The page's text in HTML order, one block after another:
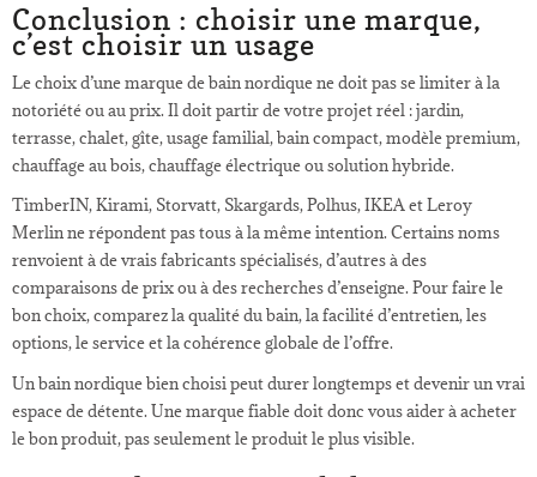
Conclusion : choisir une marque,
c’est choisir un usage
Le choix d’une marque de bain nordique ne doit pas se limiter à la
notoriété ou au prix. Il doit partir de votre projet réel : jardin,
terrasse, chalet, gîte, usage familial, bain compact, modèle premium,
chauffage au bois, chauffage électrique ou solution hybride.
TimberIN, Kirami, Storvatt, Skargards, Polhus, IKEA et Leroy
Merlin ne répondent pas tous à la même intention. Certains noms
renvoient à de vrais fabricants spécialisés, d’autres à des
comparaisons de prix ou à des recherches d’enseigne. Pour faire le
bon choix, comparez la qualité du bain, la facilité d’entretien, les
options, le service et la cohérence globale de l’offre.
Un bain nordique bien choisi peut durer longtemps et devenir un vrai
espace de détente. Une marque fiable doit donc vous aider à acheter
le bon produit, pas seulement le produit le plus visible.